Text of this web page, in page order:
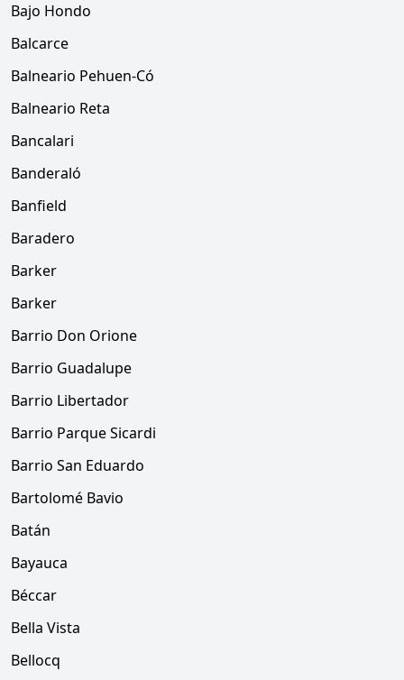
Bajo Hondo
Balcarce
Balneario Pehuen-Có
Balneario Reta
Bancalari
Banderaló
Banfield
Baradero
Barker
Barker
Barrio Don Orione
Barrio Guadalupe
Barrio Libertador
Barrio Parque Sicardi
Barrio San Eduardo
Bartolomé Bavio
Batán
Bayauca
Béccar
Bella Vista
Bellocq